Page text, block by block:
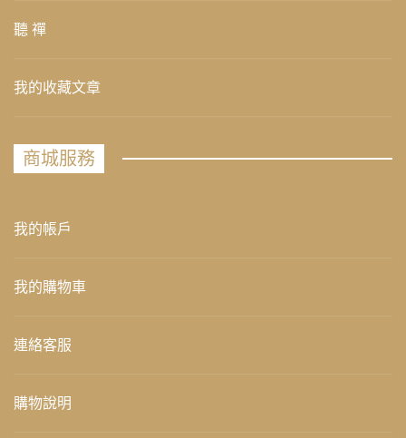
聽 禪
我的收藏文章
商城服務
我的帳戶
我的購物車
連絡客服
購物說明